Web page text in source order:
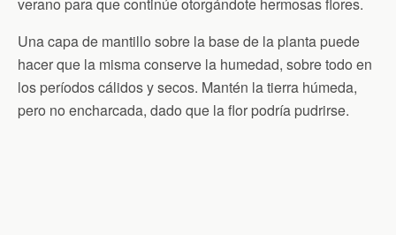
Una capa de mantillo sobre la base de la planta puede
hacer que la misma conserve la humedad, sobre todo en
los períodos cálidos y secos. Mantén la tierra húmeda,
pero no encharcada, dado que la flor podría pudrirse.